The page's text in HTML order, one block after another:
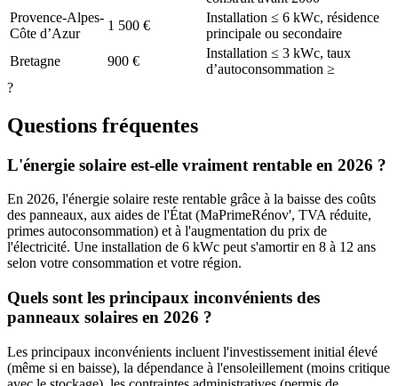
Provence-Alpes-
Côte d’Azur
1 500 €
Installation ≤ 6 kWc, résidence
principale ou secondaire
Bretagne
900 €
Installation ≤ 3 kWc, taux
d’autoconsommation ≥
?
Questions fréquentes
L'énergie solaire est-elle vraiment rentable en 2026 ?
En 2026, l'énergie solaire reste rentable grâce à la baisse des coûts
des panneaux, aux aides de l'État (MaPrimeRénov', TVA réduite,
primes autoconsommation) et à l'augmentation du prix de
l'électricité. Une installation de 6 kWc peut s'amortir en 8 à 12 ans
selon votre consommation et votre région.
Quels sont les principaux inconvénients des
panneaux solaires en 2026 ?
Les principaux inconvénients incluent l'investissement initial élevé
(même si en baisse), la dépendance à l'ensoleillement (moins critique